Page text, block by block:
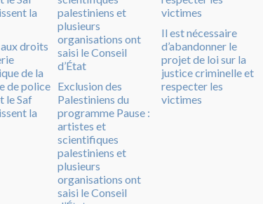
droits
de la
de police
le Saf
la
Exclusion des
Palestiniens du
programme Pause :
artistes et
scientifiques
palestiniens et
plusieurs
organisations ont
saisi le Conseil
Il est nécessaire
d’abandonner le
projet de loi sur la
justice criminelle et
respecter les
victimes